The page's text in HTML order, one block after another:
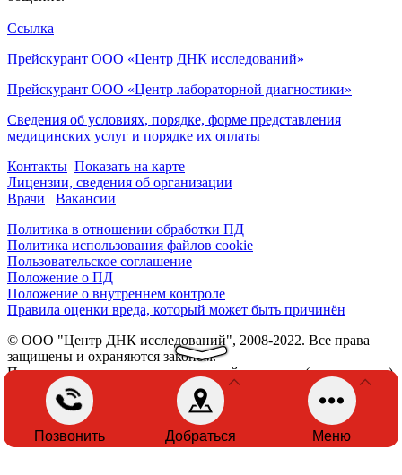
Ссылка
Прейскурант ООО «Центр ДНК исследований»
Прейскурант ООО «Центр лабораторной диагностики»
Сведения об условиях, порядке, форме представления
медицинских услуг и порядке их оплаты
Контакты Показать на карте
Лицензии, сведения об организации
Врачи
Вакансии
Политика в отношении обработки ПД
Политика использования файлов cookie
Пользовательское соглашение
Положение о ПД
Положение о внутреннем контроле
Правила оценки вреда, который может быть причинён
© ООО "Центр ДНК исследований", 2008-2022. Все права
защищены и охраняются законом.
При использовании материалов с сайта, ссылка (гиперссылка)
обязательна.
Разработка сайта -
Кальянов
Позвонить Добраться Меню